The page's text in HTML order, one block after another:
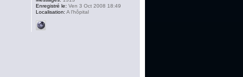
Enregistré le: Ven 3 Oct 2008 18:49
Localisation: A l'hôpital